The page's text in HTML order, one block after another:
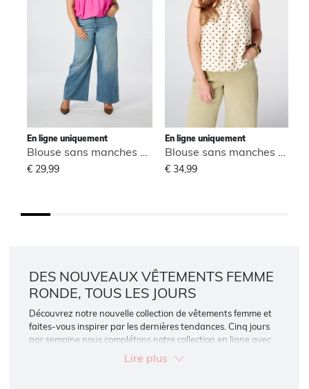
En ligne uniquement
€ 29,99
En ligne uniquement
€ 34,99
DES NOUVEAUX VÊTEMENTS FEMME
RONDE, TOUS LES JOURS
Découvrez notre nouvelle collection de vêtements femme et
faites-vous inspirer par les dernières tendances. Cinq jours
par semaine nous complétons notre collection en ligne avec
des pièces féminines et abordables. Vous trouvez ici la
dernière curvy fashion: robes, pantalons, manteaux,
Lire plus